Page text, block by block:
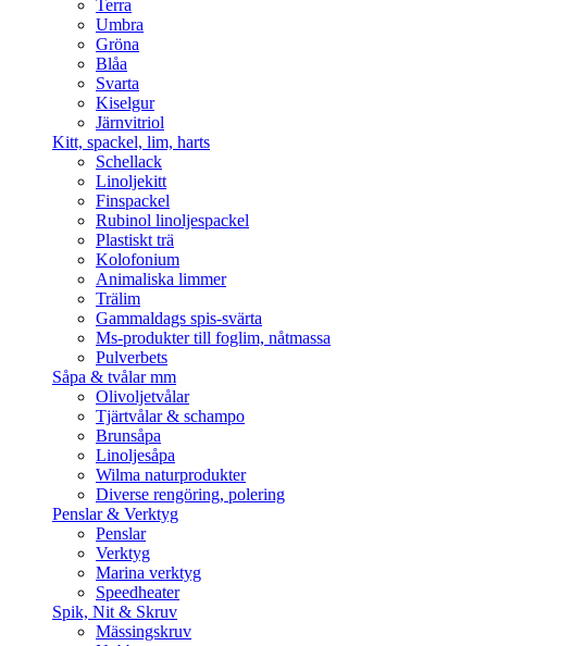
Terra
Umbra
Gröna
Blåa
Svarta
Kiselgur
Järnvitriol
Kitt, spackel, lim, harts
Schellack
Linoljekitt
Finspackel
Rubinol linoljespackel
Plastiskt trä
Kolofonium
Animaliska limmer
Trälim
Gammaldags spis-svärta
Ms-produkter till foglim, nåtmassa
Pulverbets
Såpa & tvålar mm
Olivoljetvålar
Tjärtvålar & schampo
Brunsåpa
Linoljesåpa
Wilma naturprodukter
Diverse rengöring, polering
Penslar & Verktyg
Penslar
Verktyg
Marina verktyg
Speedheater
Spik, Nit & Skruv
Mässingskruv